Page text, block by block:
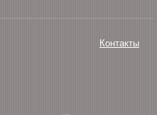
Контакты